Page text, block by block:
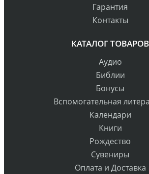
Гарантия
Контакты
КАТАЛОГ ТОВАРОВ
Аудио
Библии
Бонусы
Вспомогательная
Календари
Книги
Рождество
Сувениры
Оплата и Доставка